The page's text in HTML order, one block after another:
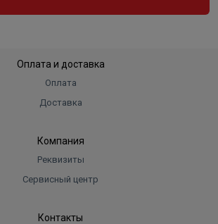
Оплата и доставка
Оплата
Доставка
Компания
Реквизиты
Сервисный центр
Контакты